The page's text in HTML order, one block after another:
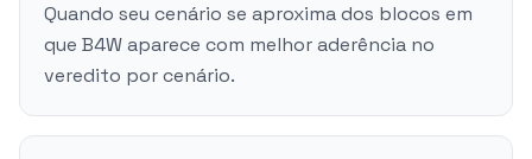
Quando seu cenário se aproxima dos blocos em
que B4W aparece com melhor aderência no
veredito por cenário.